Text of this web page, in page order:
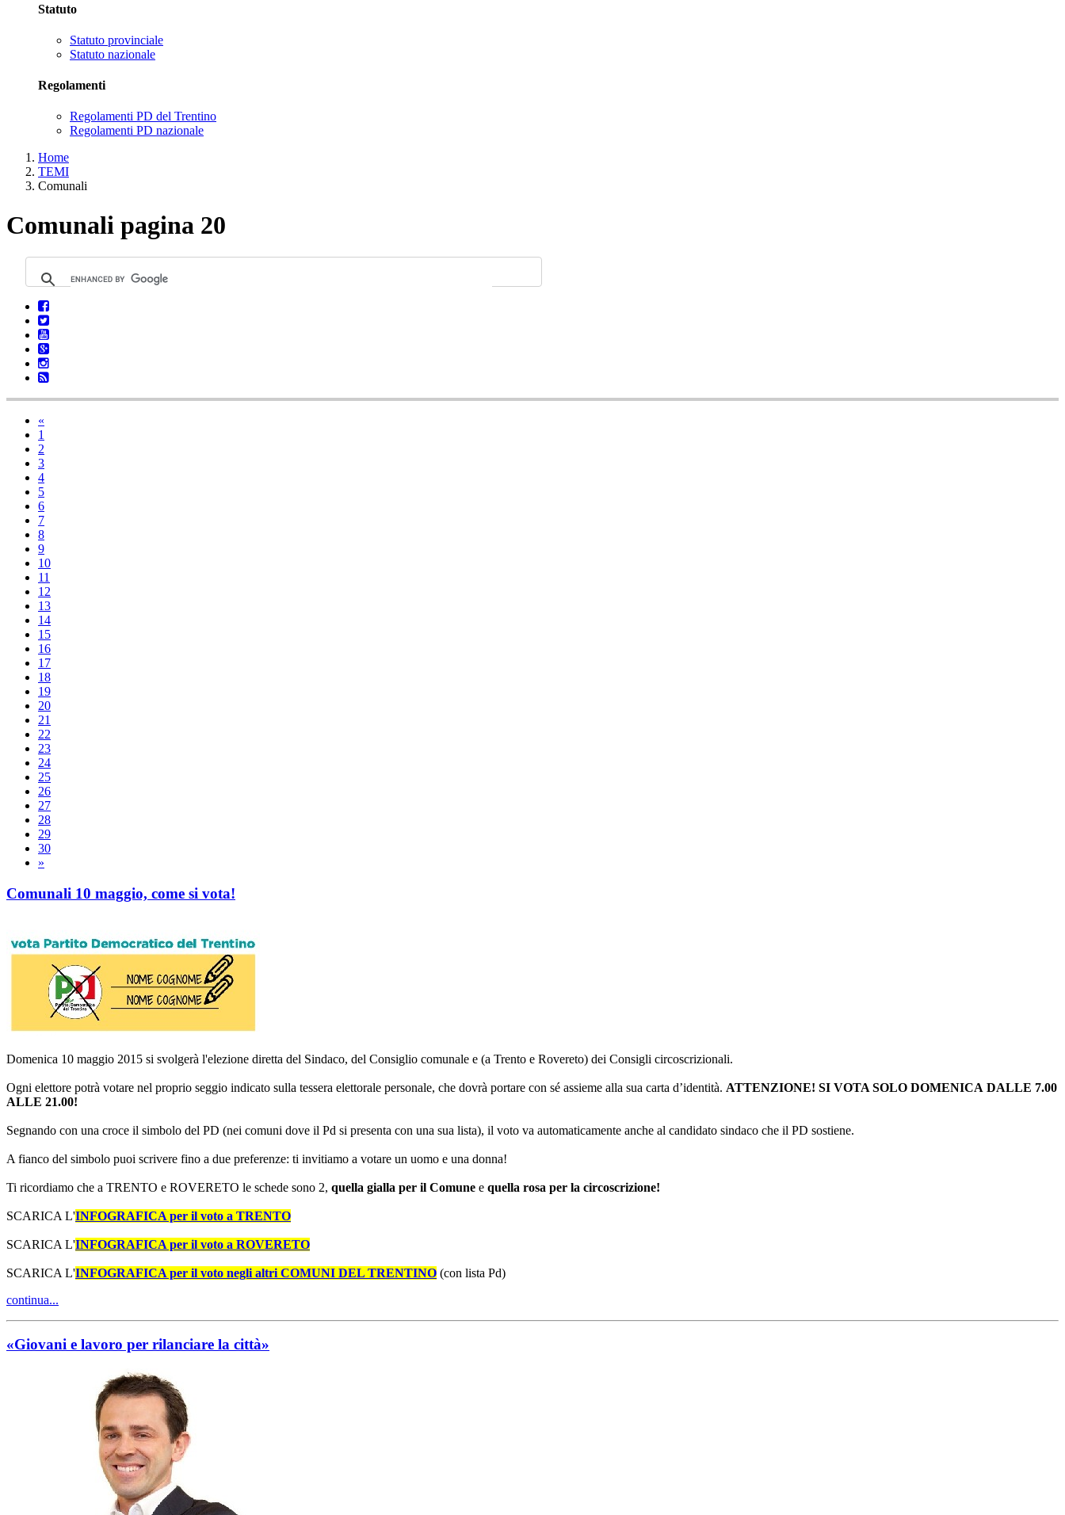
Statuto
Statuto provinciale
Statuto nazionale
Regolamenti
Regolamenti PD del Trentino
Regolamenti PD nazionale
Home
TEMI
Comunali
Comunali pagina 20
«
1
2
3
4
5
6
7
8
9
10
11
12
13
14
15
16
17
18
19
20
21
22
23
24
25
26
27
28
29
30
»
Comunali 10 maggio, come si vota!
Domenica 10 maggio 2015 si svolgerà l'elezione diretta del Sindaco, del Consiglio comunale e (a Trento e Rovereto) dei Consigli circoscrizionali.
Ogni elettore potrà votare nel proprio seggio indicato sulla tessera elettorale personale, che dovrà portare con sé assieme alla sua carta d’identità. ATTENZIONE! SI VOTA SOLO DOMENICA DALLE 7.00
ALLE 21.00!
Segnando con una croce il simbolo del PD (nei comuni dove il Pd si presenta con una sua lista), il voto va automaticamente anche al candidato sindaco che il PD sostiene.
A fianco del simbolo puoi scrivere fino a due preferenze: ti invitiamo a votare un uomo e una donna!
Ti ricordiamo che a TRENTO e ROVERETO le schede sono 2, quella gialla per il Comune e quella rosa per la circoscrizione!
SCARICA L'INFOGRAFICA per il voto a TRENTO
SCARICA L'INFOGRAFICA per il voto a ROVERETO
SCARICA L'INFOGRAFICA per il voto negli altri COMUNI DEL TRENTINO (con lista Pd)
continua...
«Giovani e lavoro per rilanciare la città»